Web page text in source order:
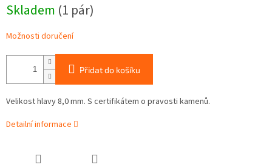
cena:
Skladem (1 pár)
Možnosti doručení
Přidat do košíku
Velikost hlavy 8,0 mm. S certifikátem o pravosti kamenů.
Detailní informace